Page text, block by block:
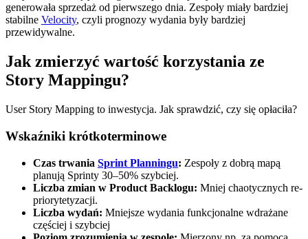
generowała sprzedaż od pierwszego dnia. Zespoły miały bardziej
stabilne Velocity, czyli prognozy wydania były bardziej
przewidywalne.
Jak zmierzyć wartość korzystania ze
Story Mappingu?
User Story Mapping to inwestycja. Jak sprawdzić, czy się opłaciła?
Wskaźniki krótkoterminowe
Czas trwania Sprint Planningu: Zespoły z dobrą mapą
planują Sprinty 30–50% szybciej.
Liczba zmian w Product Backlogu: Mniej chaotycznych re-
priorytetyzacji.
Liczba wydań: Mniejsze wydania funkcjonalne wdrażane
częściej i szybciej